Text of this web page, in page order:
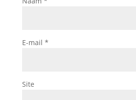
E-mail *
Site